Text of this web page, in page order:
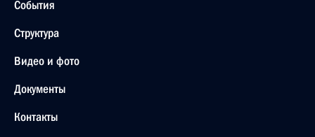
События
Структура
Видео и фото
Документы
Контакты